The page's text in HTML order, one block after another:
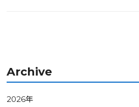
Archive
2026年